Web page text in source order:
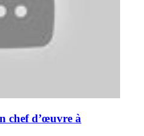
chef d’œuvre à